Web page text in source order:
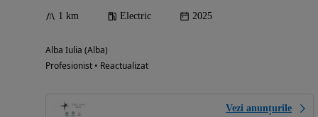
1 km Electric 2025
Alba Iulia (Alba)
Profesionist • Reactualizat
Vezi anunțurile